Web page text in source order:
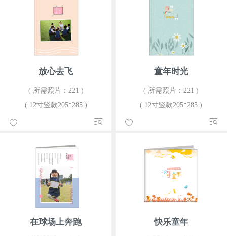
放心去飞
( 所需照片：221 )
( 12寸竖款205*285 )
童年时光
( 所需照片：221 )
( 12寸竖款205*285 )
在球场上奔跑 快乐童年